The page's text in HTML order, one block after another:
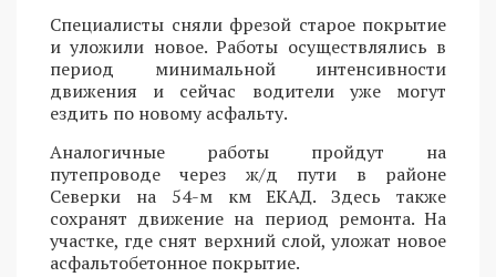
Специалисты сняли фрезой старое покрытие
и уложили новое. Работы осуществлялись в
период минимальной интенсивности
движения и сейчас водители уже могут
ездить по новому асфальту.
Аналогичные работы пройдут на
путепроводе через ж/д пути в районе
Северки на 54-м км ЕКАД. Здесь также
сохранят движение на период ремонта. На
участке, где снят верхний слой, уложат новое
асфальтобетонное покрытие.